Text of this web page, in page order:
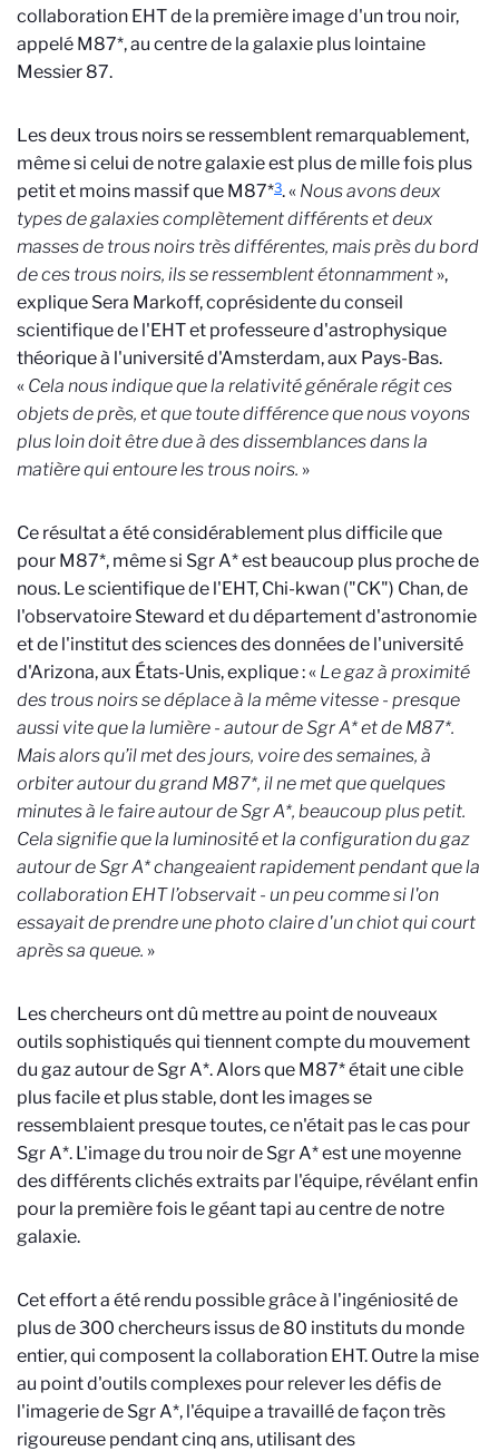
collaboration EHT de la première image d'un trou noir,
appelé M87*, au centre de la galaxie plus lointaine
Messier 87.
Les deux trous noirs se ressemblent remarquablement,
même si celui de notre galaxie est plus de mille fois plus
petit et moins massif que M87*3. « Nous avons deux
types de galaxies complètement différents et deux
masses de trous noirs très différentes, mais près du bord
de ces trous noirs, ils se ressemblent étonnamment »,
explique Sera Markoff, coprésidente du conseil
scientifique de l'EHT et professeure d'astrophysique
théorique à l'université d'Amsterdam, aux Pays-Bas.
« Cela nous indique que la relativité générale régit ces
objets de près, et que toute différence que nous voyons
plus loin doit être due à des dissemblances dans la
matière qui entoure les trous noirs. »
Ce résultat a été considérablement plus difficile que
pour M87*, même si Sgr A* est beaucoup plus proche de
nous. Le scientifique de l'EHT, Chi-kwan ("CK") Chan, de
l'observatoire Steward et du département d'astronomie
et de l'institut des sciences des données de l'université
d'Arizona, aux États-Unis, explique : « Le gaz à proximité
des trous noirs se déplace à la même vitesse - presque
aussi vite que la lumière - autour de Sgr A* et de M87*.
Mais alors qu’il met des jours, voire des semaines, à
orbiter autour du grand M87*, il ne met que quelques
minutes à le faire autour de Sgr A*, beaucoup plus petit.
Cela signifie que la luminosité et la configuration du gaz
autour de Sgr A* changeaient rapidement pendant que la
collaboration EHT l’observait - un peu comme si l'on
essayait de prendre une photo claire d'un chiot qui court
après sa queue. »
Les chercheurs ont dû mettre au point de nouveaux
outils sophistiqués qui tiennent compte du mouvement
du gaz autour de Sgr A*. Alors que M87* était une cible
plus facile et plus stable, dont les images se
ressemblaient presque toutes, ce n'était pas le cas pour
Sgr A*. L'image du trou noir de Sgr A* est une moyenne
des différents clichés extraits par l'équipe, révélant enfin
pour la première fois le géant tapi au centre de notre
galaxie.
Cet effort a été rendu possible grâce à l'ingéniosité de
plus de 300 chercheurs issus de 80 instituts du monde
entier, qui composent la collaboration EHT. Outre la mise
au point d'outils complexes pour relever les défis de
l'imagerie de Sgr A*, l'équipe a travaillé de façon très
rigoureuse pendant cinq ans, utilisant des